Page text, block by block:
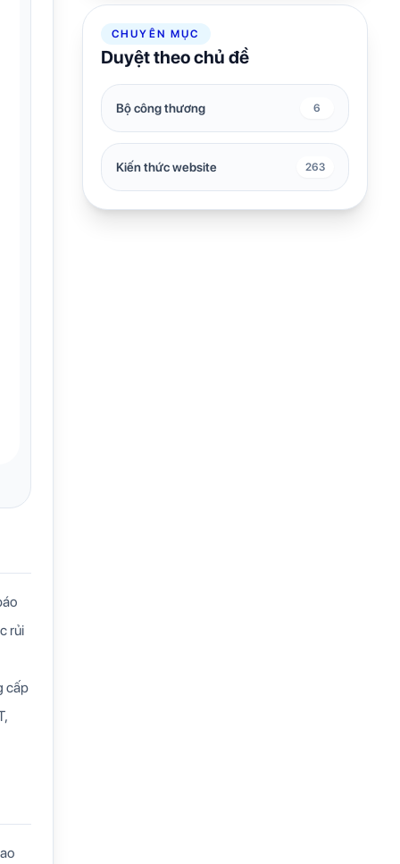
rủi
cấp
CHUYÊN MỤC
Duyệt theo chủ đề
Bộ công thương 6
Kiến thức website 263